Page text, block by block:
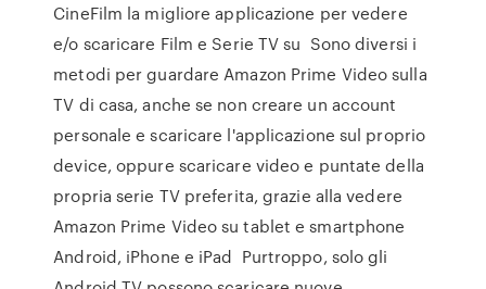
CineFilm la migliore applicazione per vedere
e/o scaricare Film e Serie TV su Sono diversi i
metodi per guardare Amazon Prime Video sulla
TV di casa, anche se non creare un account
personale e scaricare l'applicazione sul proprio
device, oppure scaricare video e puntate della
propria serie TV preferita, grazie alla vedere
Amazon Prime Video su tablet e smartphone
Android, iPhone e iPad Purtroppo, solo gli